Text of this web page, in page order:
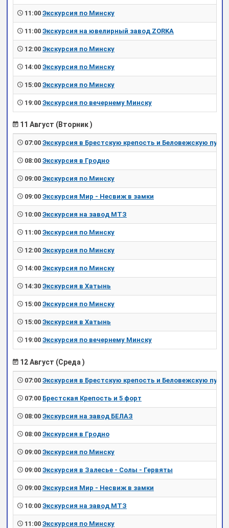
11:00 Экскурсия по Минску
11:00 Экскурсия на ювелирный завод ZORKA
12:00 Экскурсия по Минску
14:00 Экскурсия по Минску
15:00 Экскурсия по Минску
19:00 Экскурсия по вечернему Минску
11 Август (Вторник )
07:00 Экскурсия в Брестскую крепость и Беловежскую пущу
08:00 Экскурсия в Гродно
09:00 Экскурсия по Минску
09:00 Экскурсия Мир - Несвиж в замки
10:00 Экскурсия на завод МТЗ
11:00 Экскурсия по Минску
12:00 Экскурсия по Минску
14:00 Экскурсия по Минску
14:30 Экскурсия в Хатынь
15:00 Экскурсия по Минску
15:00 Экскурсия в Хатынь
19:00 Экскурсия по вечернему Минску
12 Август (Среда )
07:00 Экскурсия в Брестскую крепость и Беловежскую пущу
07:00 Брестская Крепость и 5 форт
08:00 Экскурсия на завод БЕЛАЗ
08:00 Экскурсия в Гродно
09:00 Экскурсия по Минску
09:00 Экскурсия в Залесье - Солы - Гервяты
09:00 Экскурсия Мир - Несвиж в замки
10:00 Экскурсия на завод МТЗ
11:00 Экскурсия по Минску